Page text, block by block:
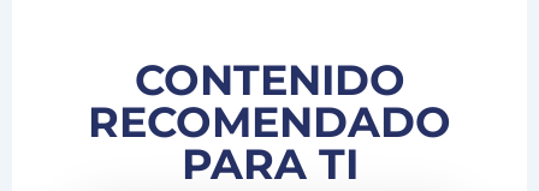
CONTENIDO
RECOMENDADO
PARA TI